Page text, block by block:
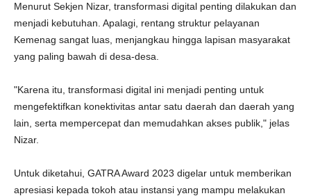
Menurut Sekjen Nizar, transformasi digital penting dilakukan dan
menjadi kebutuhan. Apalagi, rentang struktur pelayanan
Kemenag sangat luas, menjangkau hingga lapisan masyarakat
yang paling bawah di desa-desa.
"Karena itu, transformasi digital ini menjadi penting untuk
mengefektifkan konektivitas antar satu daerah dan daerah yang
lain, serta mempercepat dan memudahkan akses publik," jelas
Nizar.
Untuk diketahui, GATRA Award 2023 digelar untuk memberikan
apresiasi kepada tokoh atau instansi yang mampu melakukan